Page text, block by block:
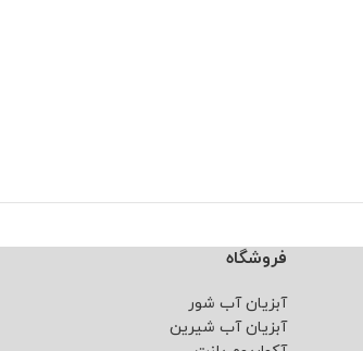
فروشگاه
آبزیان آب شور
آبزیان آب شیرین